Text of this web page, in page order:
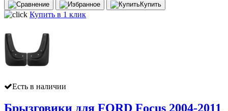
Купить
Купить в 1 клик
Есть в наличии
Брызговики для FORD Focus 2004-2011